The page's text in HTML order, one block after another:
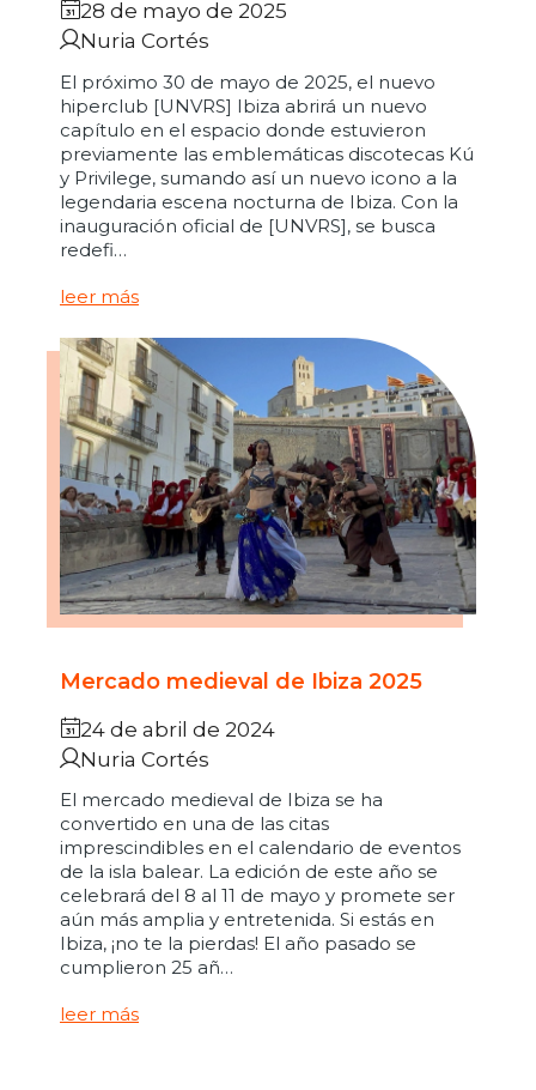
28 de mayo de 2025
Nuria Cortés
El próximo 30 de mayo de 2025, el nuevo
hiperclub [UNVRS] Ibiza abrirá un nuevo
capítulo en el espacio donde estuvieron
previamente las emblemáticas discotecas Kú
y Privilege, sumando así un nuevo icono a la
legendaria escena nocturna de Ibiza. Con la
inauguración oficial de [UNVRS], se busca
redefi…
leer más
Mercado medieval de Ibiza 2025
24 de abril de 2024
Nuria Cortés
El mercado medieval de Ibiza se ha
convertido en una de las citas
imprescindibles en el calendario de eventos
de la isla balear. La edición de este año se
celebrará del 8 al 11 de mayo y promete ser
aún más amplia y entretenida. Si estás en
Ibiza, ¡no te la pierdas! El año pasado se
cumplieron 25 añ…
leer más